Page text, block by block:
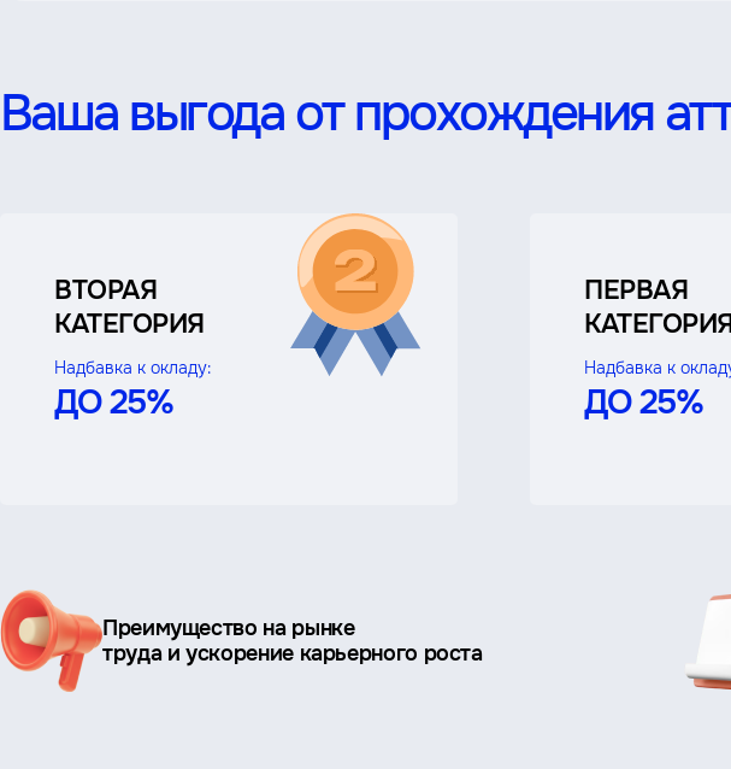
Ваша выгода от прохождения
ВТОРАЯ
КАТЕГОРИЯ
Надбавка к окладу:
ДО 25%
ПЕРВАЯ
Надбавка к
ДО 25%
Ключевые
преимущества
Преимущество на рынке
труда и ускорение карьерного роста